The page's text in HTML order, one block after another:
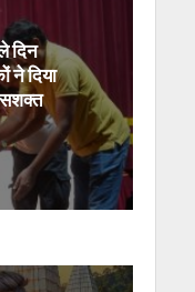
दिन
ने दिया
सशक्त